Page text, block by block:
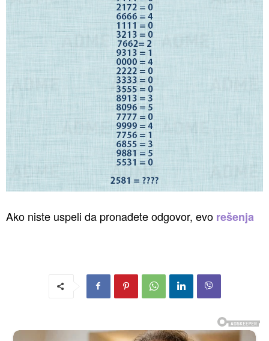
Ako niste uspeli da pronađete odgovor, evo rešenja